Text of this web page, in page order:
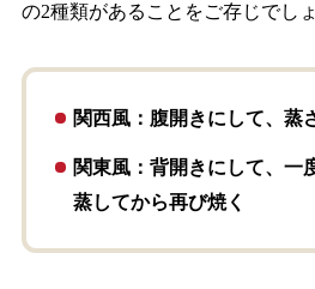
の2種類があることをご存じでし
関西風：腹開きにして、蒸
関東風：背開きにして、一
蒸してから再び焼く